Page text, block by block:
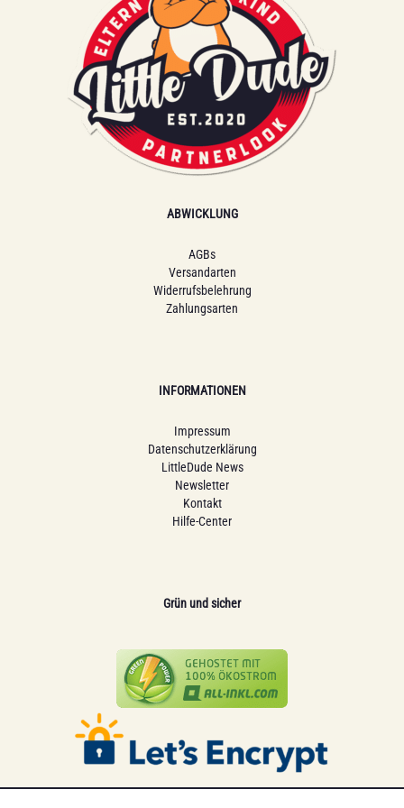
ABWICKLUNG
AGBs
Versandarten
Widerrufsbelehrung
Zahlungsarten
INFORMATIONEN
Impressum
Datenschutzerklärung
LittleDude News
Newsletter
Kontakt
Hilfe-Center
Grün und sicher